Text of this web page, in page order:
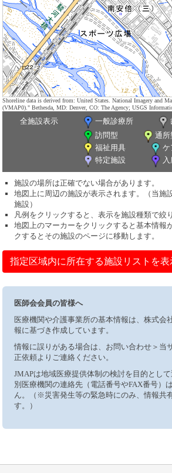
Shoreline data is derived from: United States. National Imagery and
(VMAP0)." Bethesda, MD: Denver, CO: The Agency; USGS
全施設表示 一般診療所
訪問型
通所
福祉用具
ケ
特定施設
施設の場所は正確でない場合があります。
地図上に周辺の施設が表示されます。（当施
施設）
凡例をクリックすると、表示を施設種類で絞
地図上のマーカーをクリックすると基本情報
クするとその施設のページに移動します。
指定区域内に所在する施設リストを表
医師会会員の皆様へ
医療機関や介護事業所の基本情報は、株式会
報に基づき作成しています。
情報に誤りがある場合は、お問い合わせ＞当
正依頼よりご連絡ください。
JMAPは地域医療提供体制の検討を目的とし
別医療機関の連絡先（電話番号やFAX番号）
ん。（※災害発生等の緊急時にのみ、情報共
す。）